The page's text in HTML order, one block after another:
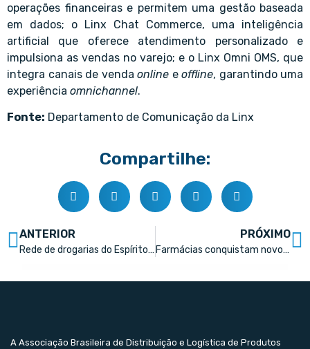
operações financeiras e permitem uma gestão baseada
em dados; o Linx Chat Commerce, uma inteligência
artificial que oferece atendimento personalizado e
impulsiona as vendas no varejo; e o Linx Omni OMS, que
integra canais de venda online e offline, garantindo uma
experiência omnichannel.
Fonte: Departamento de Comunicação da Linx
Compartilhe:
ANTERIOR
Rede de drogarias do Espírito Santo expande operação para o Rio de Janeiro
PRÓXIMO
Farmácias conquistam novos lares brasileiros e tíquete médio sobe 4%
A Associação Brasileira de Distribuição e Logística de Produtos